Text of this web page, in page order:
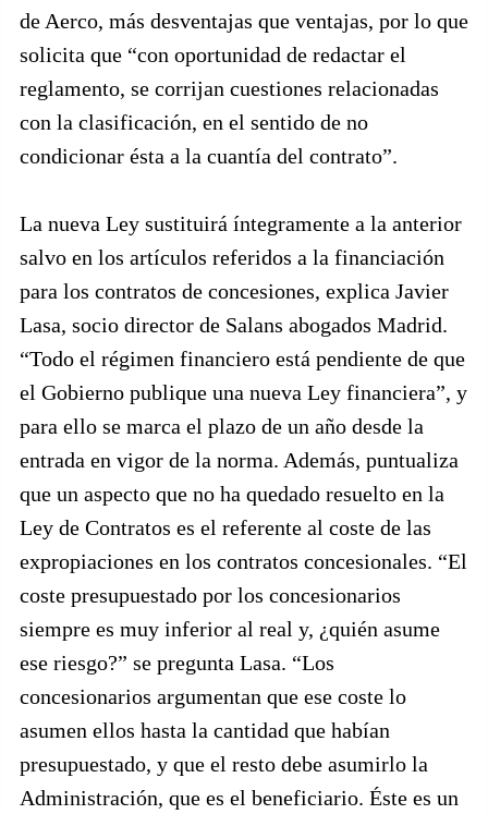
de Aerco, más desventajas que ventajas, por lo que
solicita que “con oportunidad de redactar el
reglamento, se corrijan cuestiones relacionadas
con la clasificación, en el sentido de no
condicionar ésta a la cuantía del contrato”.
La nueva Ley sustituirá íntegramente a la anterior
salvo en los artículos referidos a la financiación
para los contratos de concesiones, explica Javier
Lasa, socio director de Salans abogados Madrid.
“Todo el régimen financiero está pendiente de que
el Gobierno publique una nueva Ley financiera”, y
para ello se marca el plazo de un año desde la
entrada en vigor de la norma. Además, puntualiza
que un aspecto que no ha quedado resuelto en la
Ley de Contratos es el referente al coste de las
expropiaciones en los contratos concesionales. “El
coste presupuestado por los concesionarios
siempre es muy inferior al real y, ¿quién asume
ese riesgo?” se pregunta Lasa. “Los
concesionarios argumentan que ese coste lo
asumen ellos hasta la cantidad que habían
presupuestado, y que el resto debe asumirlo la
Administración, que es el beneficiario. Éste es un